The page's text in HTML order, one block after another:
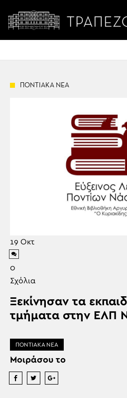
ΠΟΝΤΙΑΚΑ ΝΕΑ
19 Οκτ
0
Σχόλια
Ξεκίνησαν τα
τμήματα στην ΕΛΠ
ΠΟΝΤΙΑΚΑ ΝΕΑ
Μοιράσου το